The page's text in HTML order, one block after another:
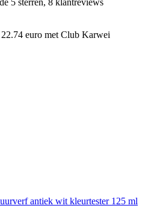
5 sterren, 8 klantreviews
euro met Club Karwei
antiek wit kleurtester 125 ml